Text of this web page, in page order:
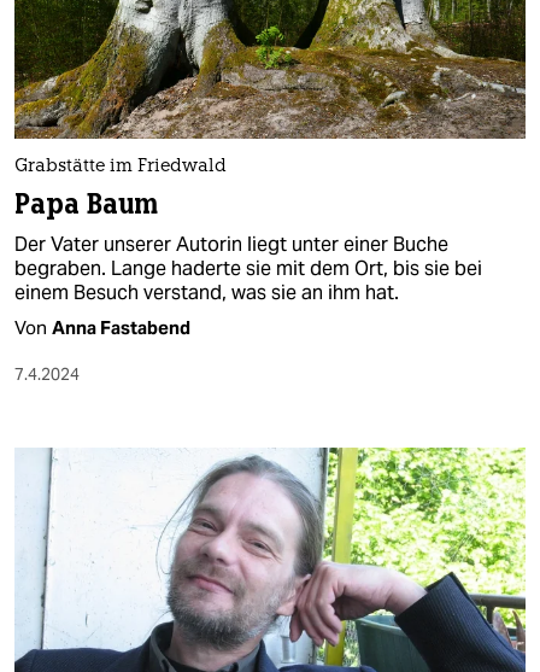
Grabstätte im Friedwald
Papa Baum
Der Vater unserer Autorin liegt unter einer Buche
begraben. Lange haderte sie mit dem Ort, bis sie bei
einem Besuch verstand, was sie an ihm hat.
Von Anna Fastabend
7.4.2024